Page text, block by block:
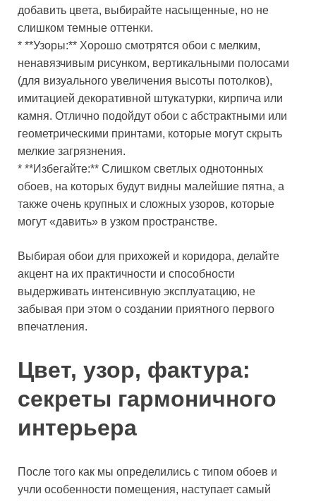
добавить цвета, выбирайте насыщенные, но не
слишком темные оттенки.
* **Узоры:** Хорошо смотрятся обои с мелким,
ненавязчивым рисунком, вертикальными полосами
(для визуального увеличения высоты потолков),
имитацией декоративной штукатурки, кирпича или
камня. Отлично подойдут обои с абстрактными или
геометрическими принтами, которые могут скрыть
мелкие загрязнения.
* **Избегайте:** Слишком светлых однотонных
обоев, на которых будут видны малейшие пятна, а
также очень крупных и сложных узоров, которые
могут «давить» в узком пространстве.
Выбирая обои для прихожей и коридора, делайте
акцент на их практичности и способности
выдерживать интенсивную эксплуатацию, не
забывая при этом о создании приятного первого
впечатления.
Цвет, узор, фактура:
секреты гармоничного
интерьера
После того как мы определились с типом обоев и
учли особенности помещения, наступает самый